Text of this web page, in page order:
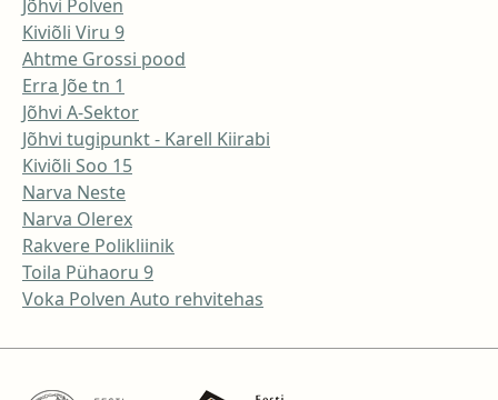
Jõhvi Polven
Kiviõli Viru 9
Ahtme Grossi pood
Erra Jõe tn 1
Jõhvi A-Sektor
Jõhvi tugipunkt - Karell Kiirabi
Kiviõli Soo 15
Narva Neste
Narva Olerex
Rakvere Polikliinik
Toila Pühaoru 9
Voka Polven Auto rehvitehas